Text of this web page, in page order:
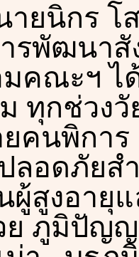
ยนิกร โ
ารพัฒนา
คณะฯ ไ
ทุกช่วง
คนพิกา
อดภัยส
ผู้สูงอา
ย ภูมิปัญ